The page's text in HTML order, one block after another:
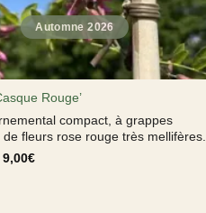
Rouge’
compact, à grappes
de fleurs rose rouge très mellifères.
9,00€